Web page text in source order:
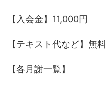
【入会金】11,000円
【テキスト代など】無料
【各月謝一覧】